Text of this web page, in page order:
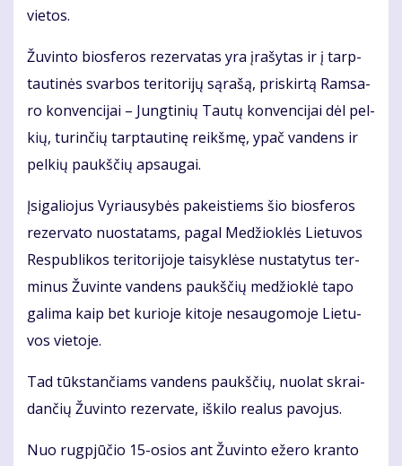
vie­tos.
Žu­vin­to bios­fe­ros re­zer­va­tas yra įra­šy­tas ir į tarp­
tau­ti­nės svar­bos te­ri­to­ri­jų są­ra­šą, pri­skir­tą Ram­sa­
ro kon­ven­ci­jai – Jung­ti­nių Tau­tų kon­ven­ci­jai dėl pel­
kių, tu­rin­čių tarp­tau­ti­nę reikš­mę, ypač van­dens ir
pel­kių paukš­čių ap­sau­gai.
Įsi­ga­lio­jus Vy­riau­sy­bės pa­keis­tiems šio bios­fe­ros
re­zer­va­to nuo­sta­tams, pa­gal Me­džiok­lės Lie­tu­vos
Res­pub­li­kos te­ri­to­ri­jo­je tai­syk­lė­se nu­sta­ty­tus ter­
mi­nus Žu­vin­te van­dens paukš­čių me­džiok­lė ta­po
ga­li­ma kaip bet ku­rio­je ki­to­je ne­sau­go­mo­je Lie­tu­
vos vie­to­je.
Tad tūks­tan­čiams van­dens paukš­čių, nuo­lat skrai­
dan­čių Žu­vin­to re­zer­va­te, iš­ki­lo re­a­lus pa­vo­jus.
Nuo rug­pjū­čio 15-osios ant Žu­vin­to eže­ro kran­to